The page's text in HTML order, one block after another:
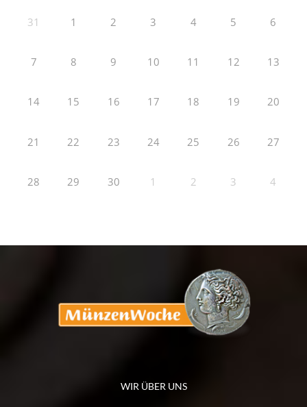
31 1 2 3 4 5 6
7 8 9 10 11 12 13
14 15 16 17 18 19 20
21 22 23 24 25 26 27
28 29 30 1 2 3 4
WIR ÜBER UNS